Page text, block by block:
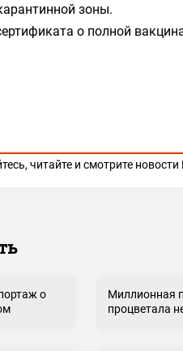
зоны.
о полной
читайте и смотрите
о
Миллионная
процветала